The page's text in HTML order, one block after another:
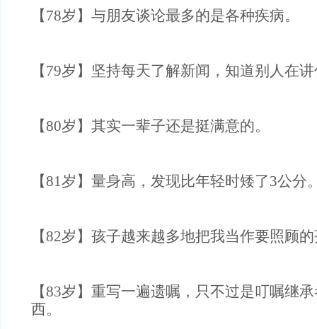
【78岁】与朋友谈论最多的是各种疾病。
【79岁】坚持每天了解新闻，知道别人在
【80岁】其实一辈子还是挺满意的。
【81岁】量身高，发现比年轻时矮了3公分
【82岁】孩子越来越多地把我当作要照顾
【83岁】重写一遍遗嘱，只不过是叮嘱继
西。